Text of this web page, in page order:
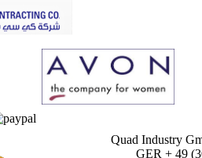
Quad Industry
GER + 49